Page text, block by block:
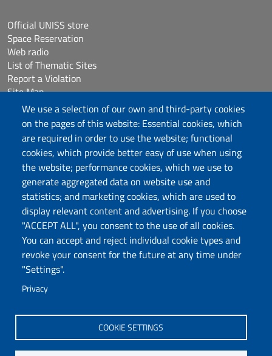
We use a selection of our own and third-party cookies
on the pages of this website: Essential cookies, which
are required in order to use the website; functional
cookies, which provide better easy of use when using
the website; performance cookies, which we use to
generate aggregated data on website use and
statistics; and marketing cookies, which are used to
display relevant content and advertising. If you choose
"ACCEPT ALL", you consent to the use of all cookies.
You can accept and reject individual cookie types and
revoke your consent for the future at any time under
"Settings".
Privacy
COOKIE SETTINGS
Università degli Studi di Sassari
Piazza Università 21, Sassari
Tel.: 800 882994 (toll-free number)
RECTOR:rettore@uniss.it
PEC:protocollo@pec.uniss.it
URP:urp@uniss.it
P.I. 00196350904 –pagoPA®
Official UNISS store
Space Reservation
Web radio
List of Thematic Sites
Report a Violation
Site Map
Accessibilità
Cookie Settings
Follow us
Chatta con noi